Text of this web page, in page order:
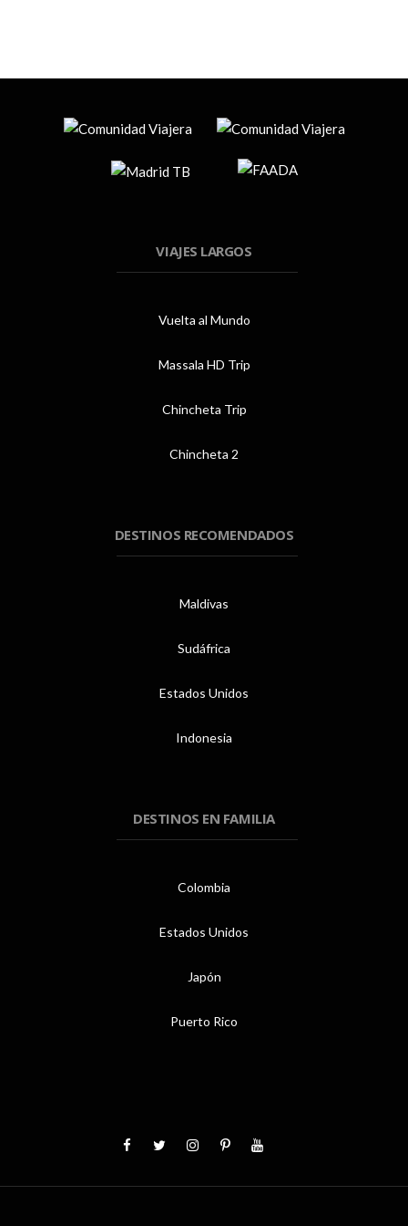
VIAJES LARGOS
Vuelta al Mundo
Massala HD Trip
Chincheta Trip
Chincheta 2
DESTINOS RECOMENDADOS
Maldivas
Sudáfrica
Estados Unidos
Indonesia
DESTINOS EN FAMILIA
Colombia
Estados Unidos
Japón
Puerto Rico